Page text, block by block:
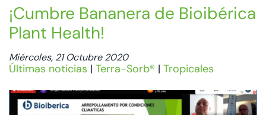
¡Cumbre Bananera de Bioibérica
Plant Health!
Miércoles, 21 Octubre 2020
Últimas noticias | Terra-Sorb® | Tropicales